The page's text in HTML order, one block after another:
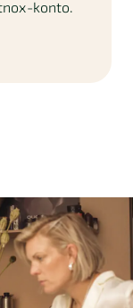
konto.